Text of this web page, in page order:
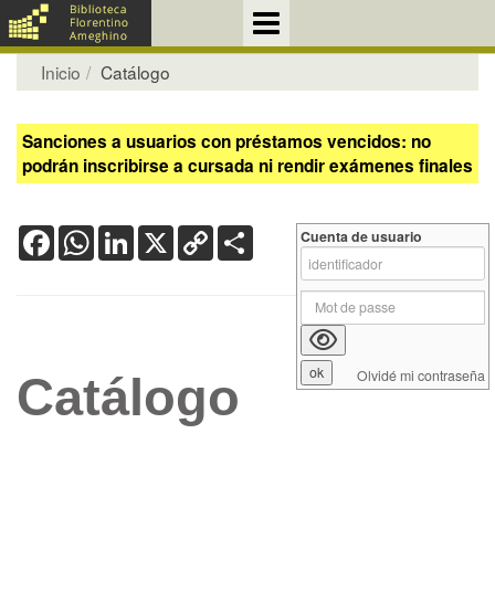
Inicio Catálogo
Sanciones a usuarios con préstamos vencidos: no
podrán inscribirse a cursada ni rendir exámenes finales
FacebookWhatsApp
LinkedIn
X Copy
Link
Catálogo
Cuenta de usuario
Olvidé mi contraseña